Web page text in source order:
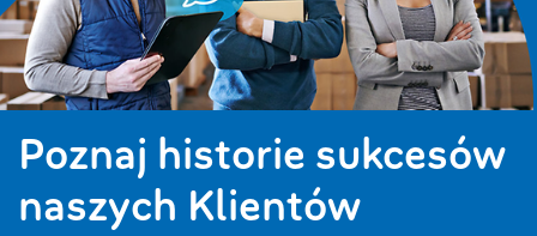
Poznaj historie sukcesów
naszych Klientów